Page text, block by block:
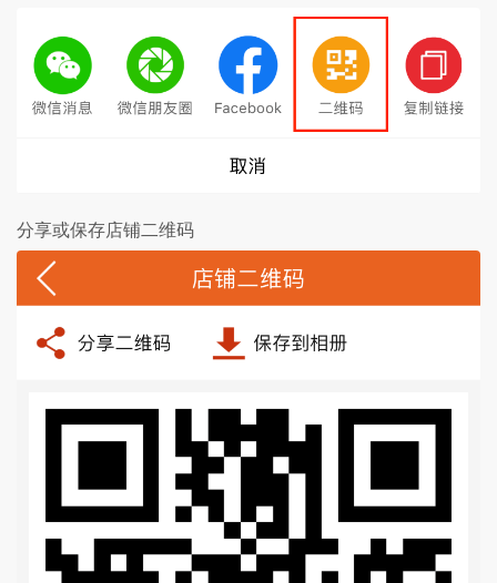
分享或保存店铺二维码